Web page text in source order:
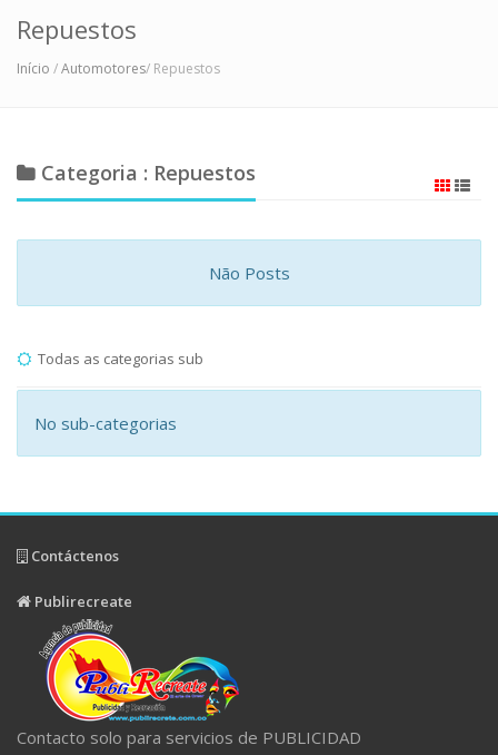
Repuestos
Início /Automotores/ Repuestos
Categoria : Repuestos
Não Posts
Todas as categorias sub
No sub-categorias
Contáctenos
Publirecreate
Contacto solo para servicios de PUBLICIDAD